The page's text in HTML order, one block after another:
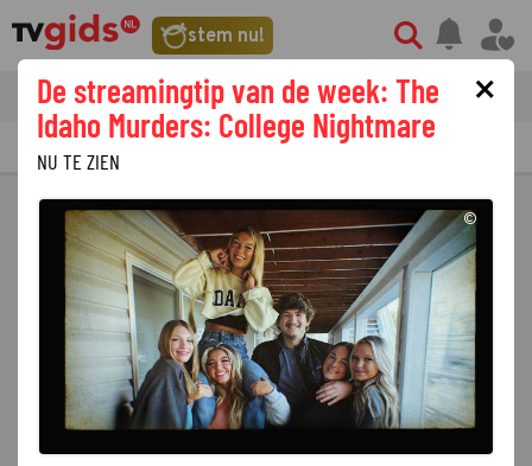
stem nu!
tvgids streaming nieuws
PRIMETIME GEMIST
×
De streamingtip van de week: The
Idaho Murders: College Nightmare
NU TE ZIEN
©